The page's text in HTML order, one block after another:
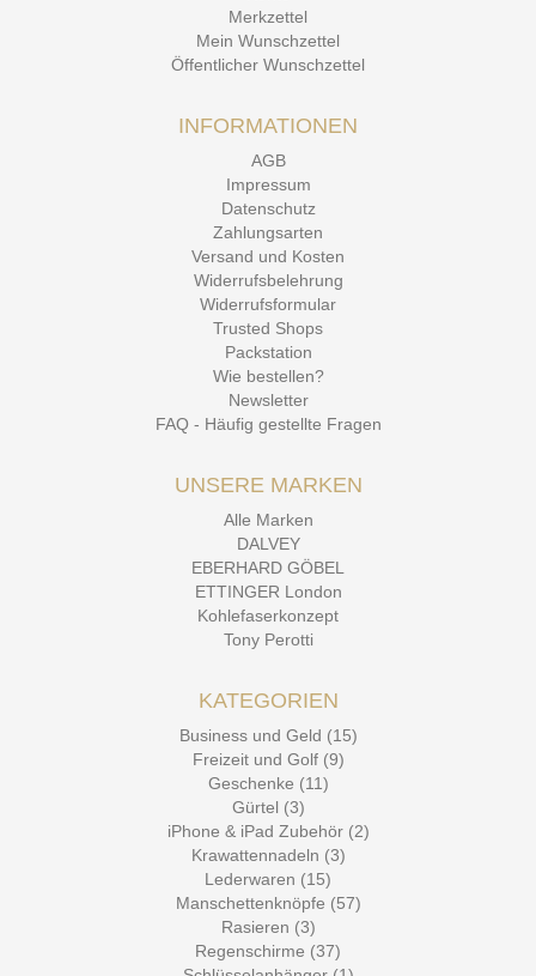
Merkzettel
Mein Wunschzettel
Öffentlicher Wunschzettel
INFORMATIONEN
AGB
Impressum
Datenschutz
Zahlungsarten
Versand und Kosten
Widerrufsbelehrung
Widerrufsformular
Trusted Shops
Packstation
Wie bestellen?
Newsletter
FAQ - Häufig gestellte Fragen
UNSERE MARKEN
Alle Marken
DALVEY
EBERHARD GÖBEL
ETTINGER London
Kohlefaserkonzept
Tony Perotti
KATEGORIEN
Business und Geld (15)
Freizeit und Golf (9)
Geschenke (11)
Gürtel (3)
iPhone & iPad Zubehör (2)
Krawattennadeln (3)
Lederwaren (15)
Manschettenknöpfe (57)
Rasieren (3)
Regenschirme (37)